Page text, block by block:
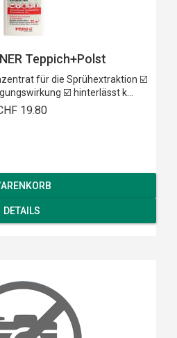
Teppich+Polst
für die Sprühextraktion ☑️
☑️ hinterlässt k...
19.80
DETAILS